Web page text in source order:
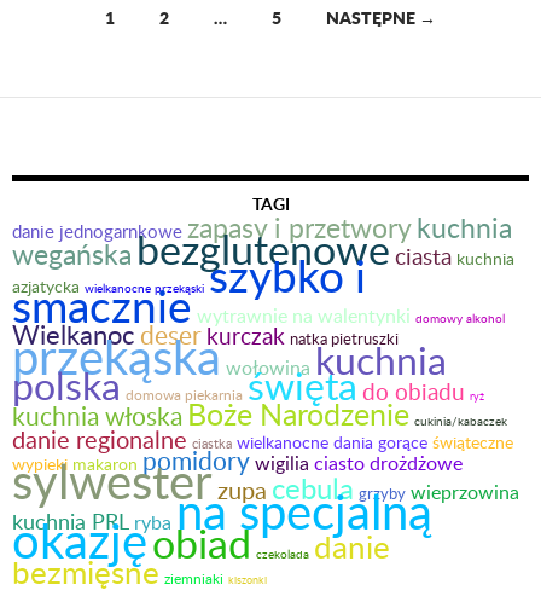
po
1 2 … 5 NASTĘPNE →
TAGI
danie jednogarnkowe zapasy i przetworykuchnia
wegańskabezglutenoweciasta kuchnia
azjatycka wielkanocne przekąski szybko i
smaczniewytrawnie na walentynki domowy alkohol
Wielkanocdeserkurczak natka pietruszki
przekąskawołowina kuchnia
polska domowa piekarnia święta do obiadu ryż
kuchnia włoskaBoże Narodzenie cukinia/kabaczek
danie regionalne ciastka wielkanocne dania gorące świąteczne
wypieki makaron pomidorywigilia ciasto drożdżowe
sylwesterzupa cebula grzyby wieprzowina
kuchnia PRL ryba na specjalną
okazjęobiad czekolada danie
bezmięsne ziemniaki kiszonki